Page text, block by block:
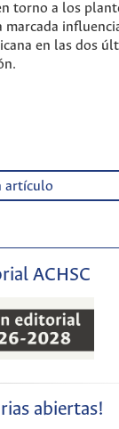
torno a los
marcada
en las dos
artículo
ACHSC
abiertas!